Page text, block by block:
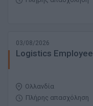
03/08/2026
Logistics Employee
Ολλανδία
Πλήρης απασχόληση